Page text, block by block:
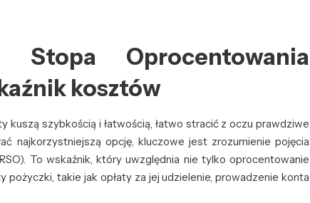
Stopa Oprocentowania
kosztów
szybkością i łatwością, łatwo stracić z oczu prawdziwe
najkorzystniejszą opcję, kluczowe jest zrozumienie pojęcia
To wskaźnik, który uwzględnia nie tylko oprocentowanie
takie jak opłaty za jej udzielenie, prowadzenie konta